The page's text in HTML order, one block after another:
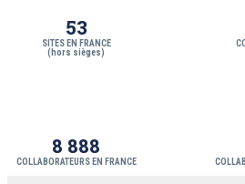
53
SITES EN FRANCE
(hors sièges)
8 888
COLLABORATEURS EN FRANCE